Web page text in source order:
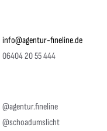
info@agentur-fineline.de
06404 20 55 444
@agentur.fineline
@schoadumslicht